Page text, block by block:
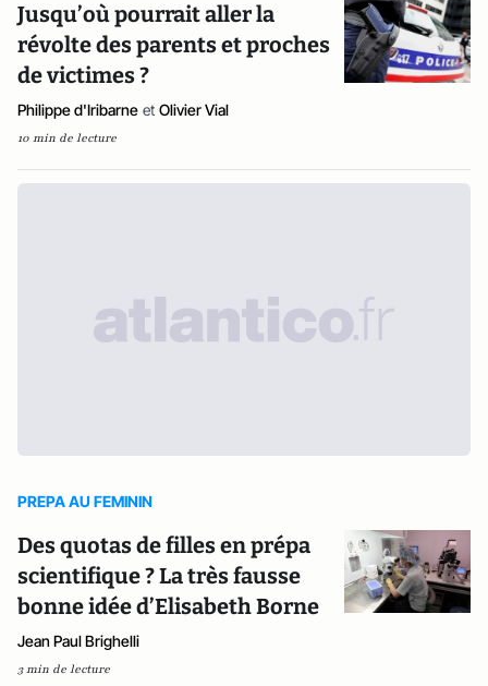
Jusqu’où pourrait aller la
révolte des parents et proches
de victimes ?
Philippe d'Iribarne et Olivier Vial
10 min de lecture
PREPA AU FEMININ
Des quotas de filles en prépa
scientifique ? La très fausse
bonne idée d’Elisabeth Borne
Jean Paul Brighelli
3 min de lecture